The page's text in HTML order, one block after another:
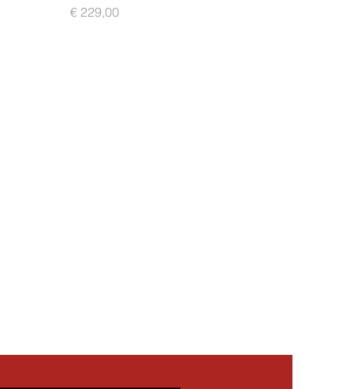
Preis
€ 229,00